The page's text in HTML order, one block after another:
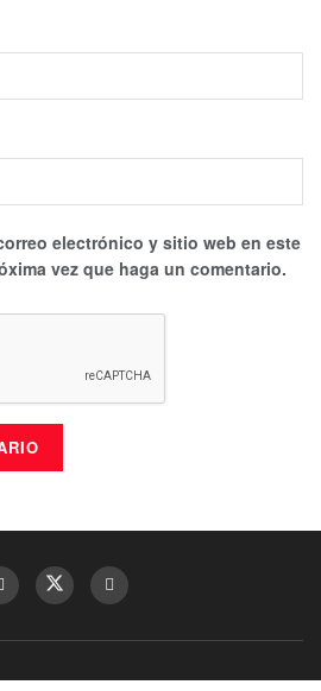
electrónico y sitio web en este
vez que haga un comentario.